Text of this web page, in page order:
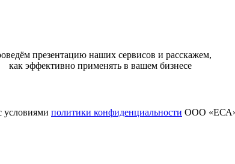
презентацию наших сервисов и расскажем,
как эффективно применять в вашем бизнесе
условиями политики конфиденциальности ООО